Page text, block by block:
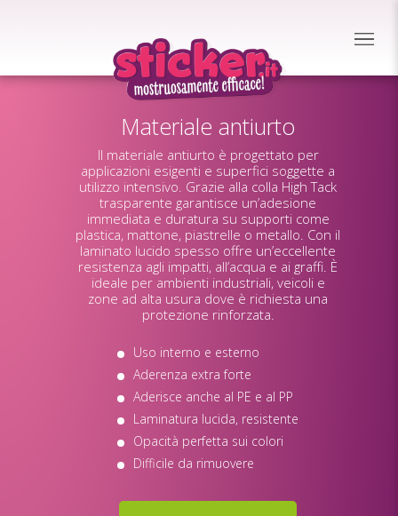
Materiale antiurto
Il materiale antiurto è progettato per
applicazioni esigenti e superfici soggette a
utilizzo intensivo. Grazie alla colla High Tack
trasparente garantisce un’adesione
immediata e duratura su supporti come
plastica, mattone, piastrelle o metallo. Con il
laminato lucido spesso offre un’eccellente
resistenza agli impatti, all’acqua e ai graffi. È
ideale per ambienti industriali, veicoli e
zone ad alta usura dove è richiesta una
protezione rinforzata.
Uso interno e esterno
Aderenza extra forte
Aderisce anche al PE e al PP
Laminatura lucida, resistente
Opacità perfetta sui colori
Difficile da rimuovere